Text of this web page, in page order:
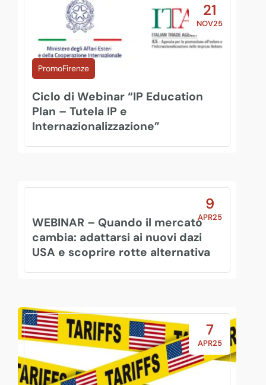
21
NOV25
PromoFirenze
Ciclo di Webinar “IP Education
Plan – Tutela IP e
Internazionalizzazione”
9
APR25
WEBINAR – Quando il mercato
cambia: adattarsi ai nuovi dazi
USA e scoprire rotte alternativa
7
APR25